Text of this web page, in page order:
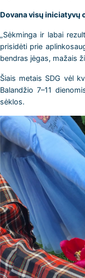
Dovana visų iniciatyvų
„Sėkminga ir labai
prisidėti prie
bendras jėgas, mažais
Šiais metais SDG vėl
Balandžio 7–11
sėklos.